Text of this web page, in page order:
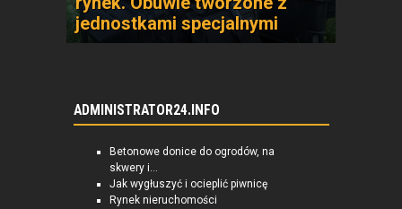
jednostkami specjalnymi
ADMINISTRATOR24.INFO
Betonowe donice do ogrodów, na
skwery i...
Jak wygłuszyć i ocieplić piwnicę
Rynek nieruchomości